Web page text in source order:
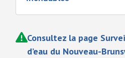
Consultez la page
d’eau du Nouveau-